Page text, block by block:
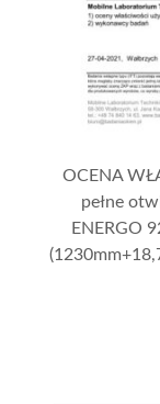
OCENA
pełne
ENERGO